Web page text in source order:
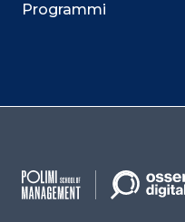
Programmi
Facebook